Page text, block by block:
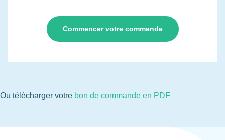
Ou télécharger votre bon de commande en PDF